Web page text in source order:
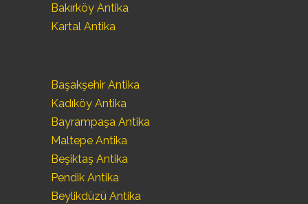
Bakırköy Antika
Kartal Antika
Başakşehir Antika
Kadıköy Antika
Bayrampaşa Antika
Maltepe Antika
Beşiktaş Antika
Pendik Antika
Beylikdüzü Antika